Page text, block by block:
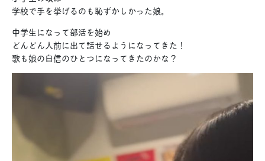
学校で手を挙げるのも恥ずかしかった娘。
中学生になって部活を始め
どんどん人前に出て話せるようになってきた！
歌も娘の自信のひとつになってきたのかな？